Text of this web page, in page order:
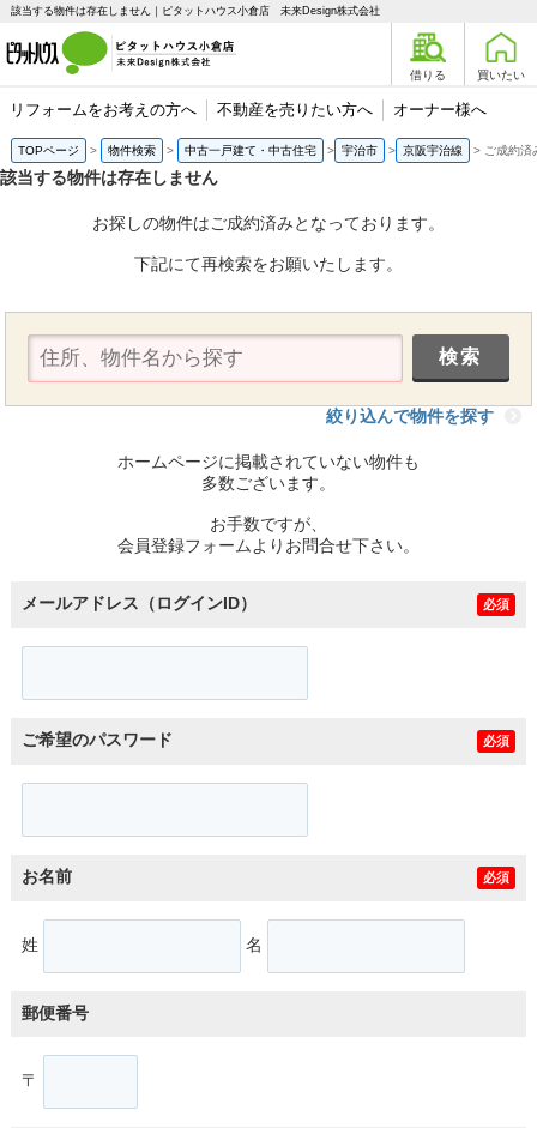
該当する物件は存在しません｜ピタットハウス小倉店 未来Design株式会社
借りる 買いたい
リフォームをお考えの方へ 不動産を売りたい方へ オーナー様へ
TOPページ 物件検索 中古一戸建て・中古住宅 宇治市 京阪宇治線 ご成約済
該当する物件は存在しません
お探しの物件はご成約済みとなっております。
下記にて再検索をお願いたします。
絞り込んで物件を探す
ホームページに掲載されていない物件も
多数ございます。
お手数ですが、
会員登録フォームよりお問合せ下さい。
メールアドレス（ログインID） 必須
ご希望のパスワード 必須
お名前 必須
姓 名
郵便番号
〒